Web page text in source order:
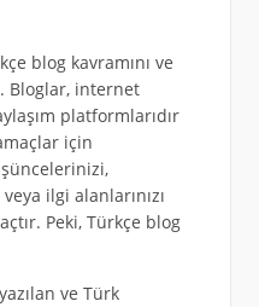
blog kavramını ve
Bloglar, internet
platformlarıdır
için
ilgi alanlarınızı
Peki, Türkçe blog
ve Türk